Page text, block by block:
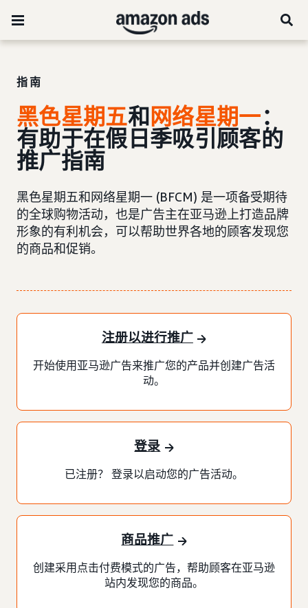
指南
黑色星期五和 网络星期一：
有助于在假日季吸引顾客的
推广指南
黑色星期五和网络星期一 (BFCM) 是一项备受期待
的全球购物活动，也是广告主在亚马逊上打造品牌
形象的有利机会，可以帮助世界各地的顾客发现您
的商品和促销。
注册以进行推广
开始使用亚马逊广告来推广您的产品并创建广告活
动。
登录
已注册？ 登录以启动您的广告活动。
商品推广
创建采用点击付费模式的广告，帮助顾客在亚马逊
站内发现您的商品。